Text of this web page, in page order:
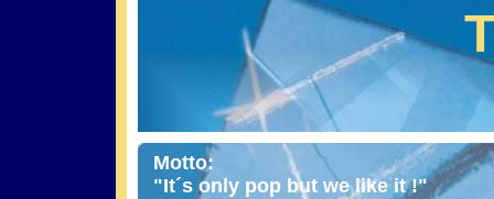
Motto:
"It´s only pop but we like it !"